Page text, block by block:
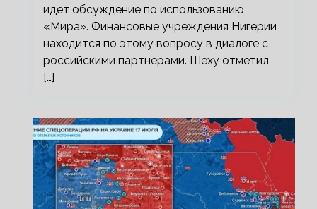
идет обсуждение по использованию
«Мира». Финансовые учреждения Нигерии
находится по этому вопросу в диалоге с
российскими партнерами. Шеху отметил,
[…]